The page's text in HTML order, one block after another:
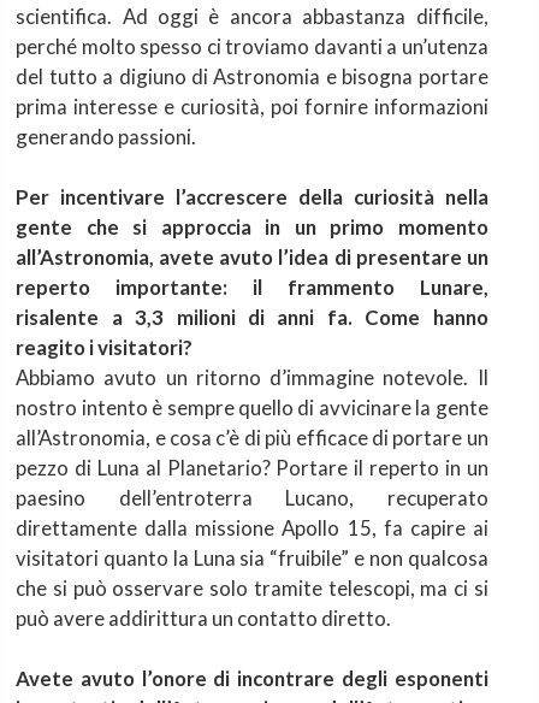
scientifica. Ad oggi è ancora abbastanza difficile,
perché molto spesso ci troviamo davanti a un’utenza
del tutto a digiuno di Astronomia e bisogna portare
prima interesse e curiosità, poi fornire informazioni
generando passioni.
Per incentivare l’accrescere della curiosità nella
gente che si approccia in un primo momento
all’Astronomia, avete avuto l’idea di presentare un
reperto importante: il frammento Lunare,
risalente a 3,3 milioni di anni fa. Come hanno
reagito i visitatori?
Abbiamo avuto un ritorno d’immagine notevole. Il
nostro intento è sempre quello di avvicinare la gente
all’Astronomia, e cosa c’è di più efficace di portare un
pezzo di Luna al Planetario? Portare il reperto in un
paesino dell’entroterra Lucano, recuperato
direttamente dalla missione Apollo 15, fa capire ai
visitatori quanto la Luna sia “fruibile” e non qualcosa
che si può osservare solo tramite telescopi, ma ci si
può avere addirittura un contatto diretto.
Avete avuto l’onore di incontrare degli esponenti